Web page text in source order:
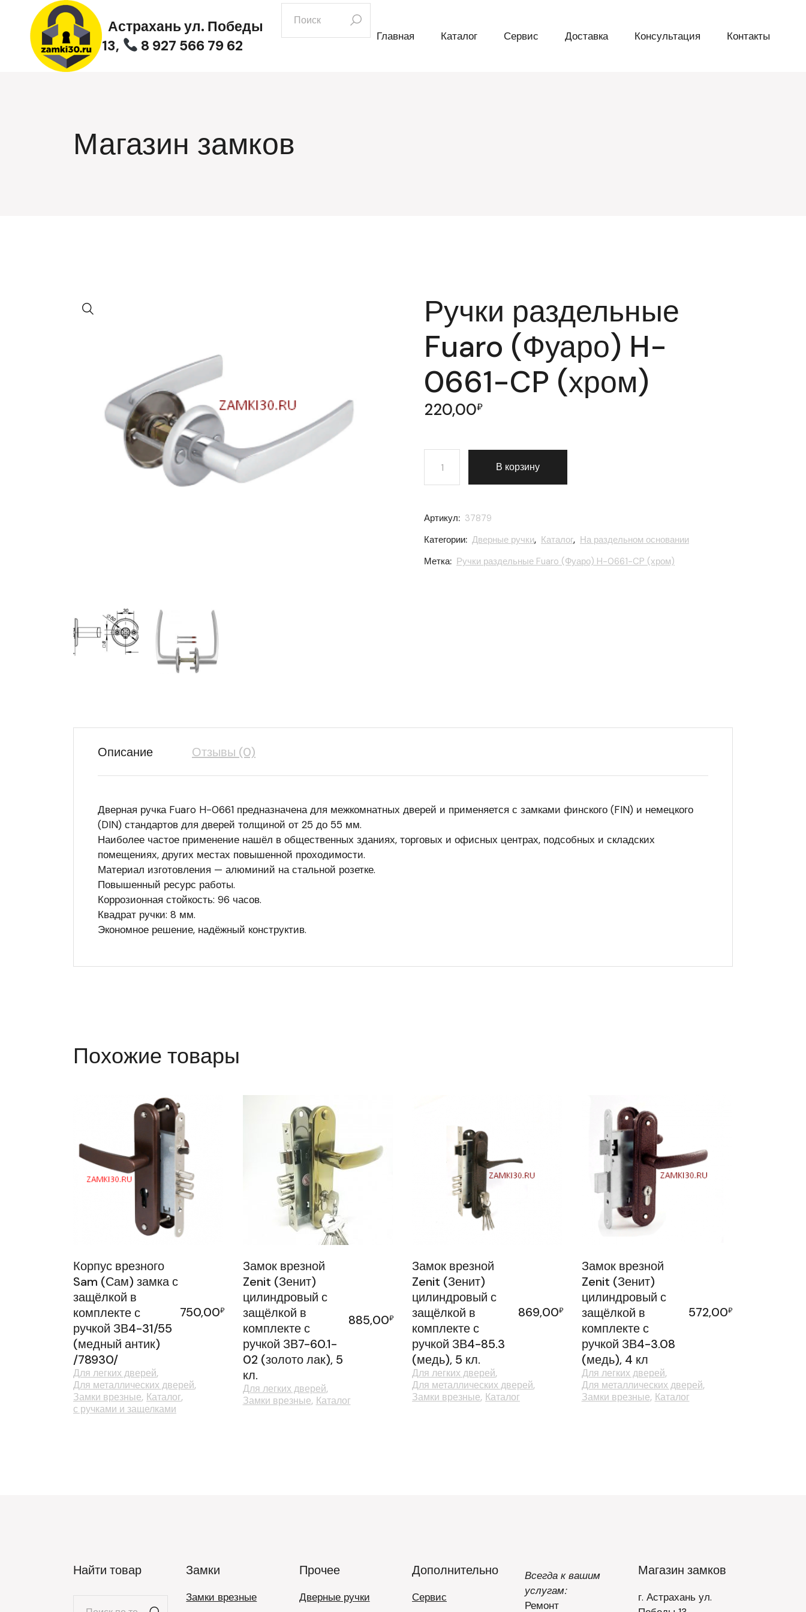
содержимому
Астрахань ул. Победы
13,
8 927 566 79 62
искать:
Главная Каталог Сервис Доставка Консультация Контакты
Магазин замков
Ручки раздельные
Fuaro (Фуаро) H-
0661-CP (хром)
220,00₽
Количество товара Ручки раздельные Fuaro (Фуаро) H-0661-CP (хром)
В корзину
Артикул: 37879
Категории: Дверные ручки, Каталог, На раздельном основании
Метка: Ручки раздельные Fuaro (Фуаро) H-0661-CP (хром)
Описание Отзывы (0)
Дверная ручка Fuaro H-0661 предназначена для межкомнатных дверей и применяется с замками финского (FIN) и немецкого
(DIN) стандартов для дверей толщиной от 25 до 55 мм.
Наиболее частое применение нашёл в общественных зданиях, торговых и офисных центрах, подсобных и складских
помещениях, других местах повышенной проходимости.
Материал изготовления — алюминий на стальной розетке.
Повышенный ресурс работы.
Коррозионная стойкость: 96 часов.
Квадрат ручки: 8 мм.
Экономное решение, надёжный конструктив.
Похожие товары
Корпус врезного
Sam (Сам) замка с
защёлкой в
комплекте с
ручкой ЗВ4-31/55
(медный антик)
/78930/
750,00₽
Для легких дверей
Для металлических дверей
Замки врезные Каталог
с ручками и защелками
Замок врезной
Zenit (Зенит)
цилиндровый с
защёлкой в
комплекте с
ручкой ЗВ7-60.1-
02 (золото лак), 5
кл.
885,00₽
Для легких дверей
Замки врезные Каталог
Замок врезной
Zenit (Зенит)
цилиндровый с
защёлкой в
комплекте с
ручкой ЗВ4-85.3
(медь), 5 кл.
869,00₽
Для легких дверей
Для металлических дверей
Замки врезные Каталог
Замок врезной
Zenit (Зенит)
цилиндровый с
защёлкой в
комплекте с
ручкой ЗВ4-3.08
(медь), 4 кл
572,00₽
Для легких дверей
Для металлических дверей
Замки врезные Каталог
Найти товар Замки
Замки врезные
Прочее
Дверные ручки
Дополнительно
Сервис
Всегда к вашим
услугам:
Ремонт
Магазин замков
г. Астрахань ул.